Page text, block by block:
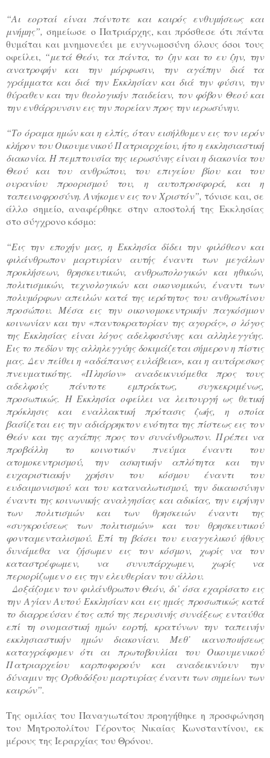
“Αι εορταί είναι πάντοτε και καιρός ενθυμήσεως και
μνήμης”, σημείωσε ο Πατριάρχης, και πρόσθεσε ότι πάντα
θυμάται και μνημονεύει με ευγνωμοσύνη όλους όσοι τους
οφείλει, “μετά Θεόν, τα πάντα, το ζην και το ευ ζην, την
ανατροφήν και την μόρφωσιν, την αγάπην διά τα
γράμματα και διά την Εκκλησίαν και διά την φύσιν, την
θύραθεν και την θεολογικήν παιδείαν, τον φόβον Θεού και
την ενθάρρυνσιν εις την πορείαν προς την ιερωσύνην.
“Το όραμα ημών και η ελπίς, όταν εισήλθομεν εις τον ιερόν
κλήρον του Οικουμενικού Πατριαρχείου, ήτο η εκκλησιαστική
διακονία. Η πεμπτουσία της ιερωσύνης είναι η διακονία του
Θεού και του ανθρώπου, του επιγείου βίου και του
ουρανίου προορισμού του, η αυτοπροσφορά, και η
ταπεινοφροσύνη. Ανήκομεν εις τον Χριστόν”, τόνισε και, σε
άλλο σημείο, αναφέρθηκε στην αποστολή της Εκκλησίας
στο σύγχρονο κόσμο:
“Εις την εποχήν μας, η Εκκλησία δίδει την φιλόθεον και
φιλάνθρωπον μαρτυρίαν αυτής έναντι των μεγάλων
προκλήσεων, θρησκευτικών, ανθρωπολογικών και ηθικών,
πολιτισμικών, τεχνολογικών και οικονομικών, έναντι των
πολυμόρφων απειλών κατά της ιερότητος του ανθρωπίνου
προσώπου. Μέσα εις την οικονομοκεντρικήν παγκόσμιον
κοινωνίαν και την «παντοκρατορίαν της αγοράς», ο λόγος
της Εκκλησίας είναι λόγος αδελφοσύνης και αλληλεγγύης.
Εις το πεδίον της αλληλεγγύης δοκιμάζεται σήμερον η πίστις
μας. Δεν πείθει η «αδάπανος ευλάβεια», και η αυτάρεσκος
πνευματικότης. «Πλησίον» αναδεικνυόμεθα προς τους
αδελφούς πάντοτε εμπράκτως, συγκεκριμένως,
προσωπικώς. Η Εκκλησία οφείλει να λειτουργή ως θετική
πρόκλησις και εναλλακτική πρότασις ζωής, η οποία
βασίζεται εις την αδιάρρηκτον ενότητα της πίστεως εις τον
Θεόν και της αγάπης προς τον συνάνθρωπον. Πρέπει να
προβάλλη το κοινοτικόν πνεύμα έναντι του
ατομοκεντρισμού, την ασκητικήν απλότητα και την
ευχαριστιακήν χρήσιν του κόσμου έναντι του
ευδαιμονισμού και του καταναλωτισμού, την δικαιοσύνην
έναντι της κοινωνικής αναλγησίας και αδικίας, την ειρήνην
των πολιτισμών και των θρησκειών έναντι της
«συγκρούσεως των πολιτισμών» και του θρησκευτικού
φονταμενταλισμού. Επί τη βάσει του ευαγγελικού ήθους
δυνάμεθα να ζήσωμεν εις τον κόσμον, χωρίς να τον
καταστρέφωμεν, να συνυπάρχωμεν, χωρίς να
περιορίζωμεν ο εις την ελευθερίαν του άλλου.
Δοξάζομεν τον φιλάνθρωπον Θεόν, δι᾿ όσα εχαρίσατο εις
την Αγίαν Αυτού Εκκλησίαν και εις ημάς προσωπικώς κατά
το διαρρεύσαν έτος από της περυσινής συνάξεως ενταύθα
επί τη ονομαστική ημών εορτή, κρατύνων την ταπεινήν
εκκλησιαστικήν ημών διακονίαν. Μεθ᾿ ικανοποιήσεως
καταγράφομεν ότι αι πρωτοβουλίαι του Οικουμενικού
Πατριαρχείου καρποφορούν και αναδεικνύουν την
δύναμιν της Ορθοδόξου μαρτυρίας έναντι των σημείων των
καιρών”.
Της ομιλίας του Παναγιωτάτου προηγήθηκε η προσφώνηση
του Μητροπολίτου Γέροντος Νικαίας Κωνσταντίνου, εκ
μέρους της Ιεραρχίας του Θρόνου.